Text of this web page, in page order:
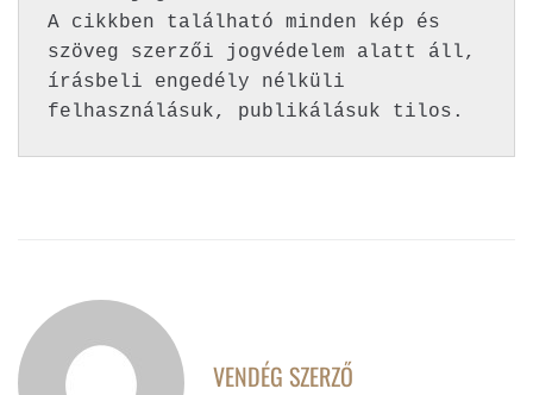
A cikkben található minden kép és
szöveg szerzői jogvédelem alatt áll,
írásbeli engedély nélküli
felhasználásuk, publikálásuk tilos.
VENDÉG SZERZŐ